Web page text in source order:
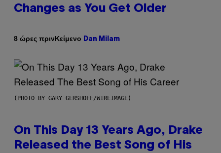
Changes as You Get Older
8 ώρες πρινΚείμενο Dan Milam
(PHOTO BY GARY GERSHOFF/WIREIMAGE)
On This Day 13 Years Ago, Drake
Released the Best Song of His